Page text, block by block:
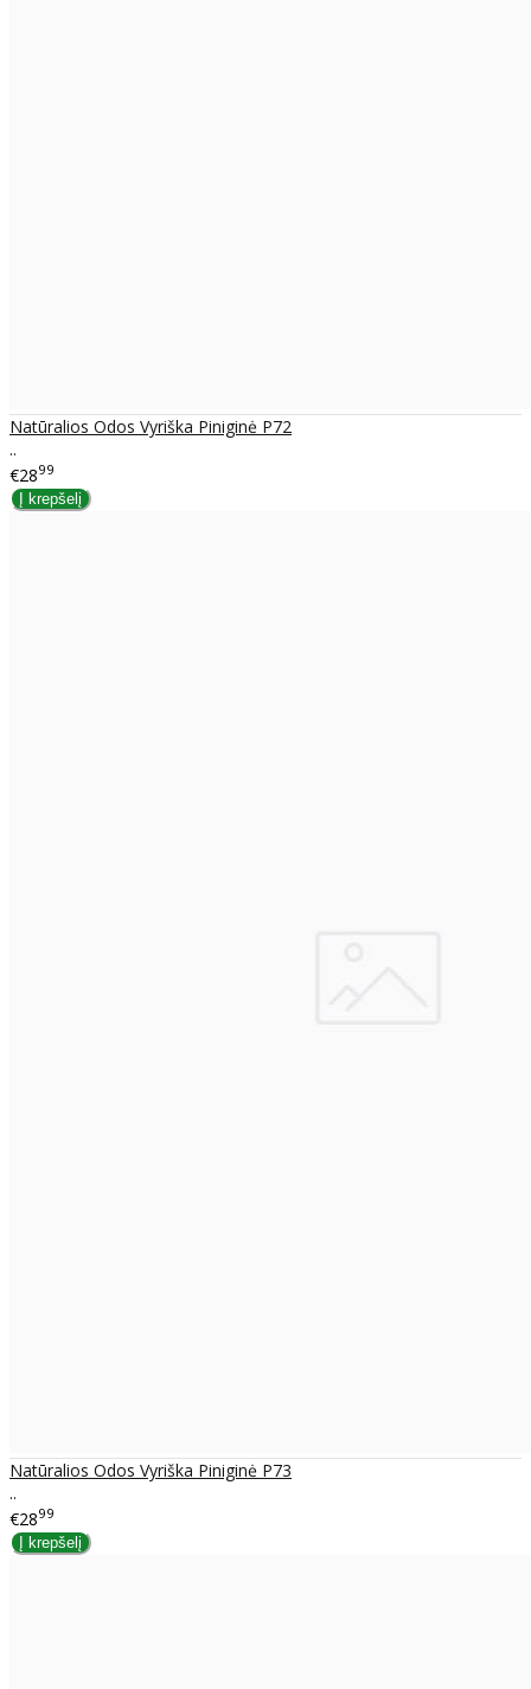
Natūralios Odos Vyriška Piniginė P72
..
€2899
Natūralios Odos Vyriška Piniginė P73
..
€2899